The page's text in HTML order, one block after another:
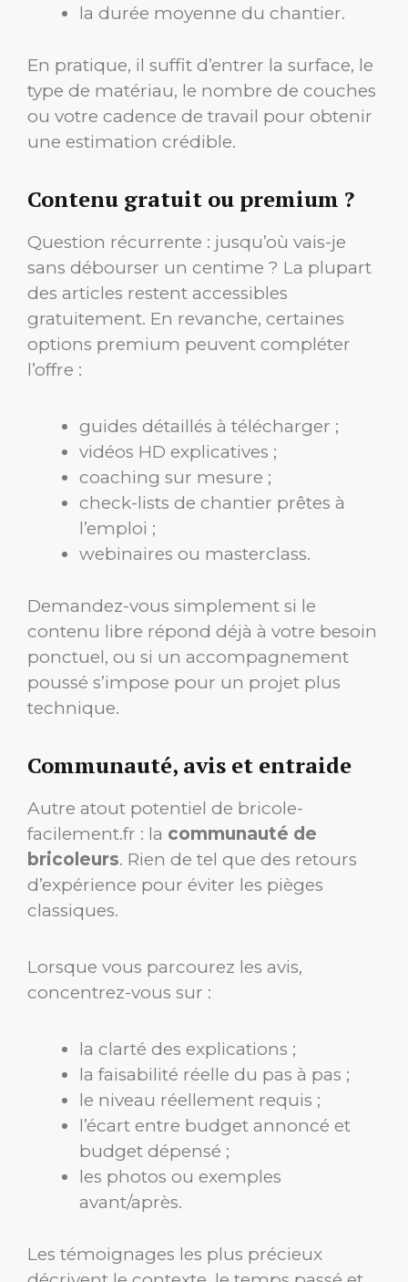
la durée moyenne du chantier.
En pratique, il suffit d’entrer la surface, le
type de matériau, le nombre de couches
ou votre cadence de travail pour obtenir
une estimation crédible.
Contenu gratuit ou premium ?
Question récurrente : jusqu’où vais-je
sans débourser un centime ? La plupart
des articles restent accessibles
gratuitement. En revanche, certaines
options premium peuvent compléter
l’offre :
guides détaillés à télécharger ;
vidéos HD explicatives ;
coaching sur mesure ;
check-lists de chantier prêtes à
l’emploi ;
webinaires ou masterclass.
Demandez-vous simplement si le
contenu libre répond déjà à votre besoin
ponctuel, ou si un accompagnement
poussé s’impose pour un projet plus
technique.
Communauté, avis et entraide
Autre atout potentiel de bricole-
facilement.fr : la communauté de
bricoleurs. Rien de tel que des retours
d’expérience pour éviter les pièges
classiques.
Lorsque vous parcourez les avis,
concentrez-vous sur :
la clarté des explications ;
la faisabilité réelle du pas à pas ;
le niveau réellement requis ;
l’écart entre budget annoncé et
budget dépensé ;
les photos ou exemples
avant/après.
Les témoignages les plus précieux